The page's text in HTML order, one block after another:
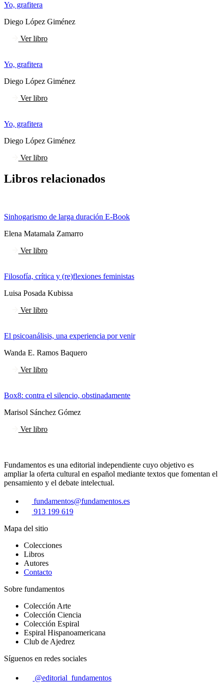
Yo, grafitera
Diego López Giménez
Ver libro
Yo, grafitera
Diego López Giménez
Ver libro
Yo, grafitera
Diego López Giménez
Ver libro
Libros relacionados
Sinhogarismo de larga duración E-Book
Elena Matamala Zamarro
Ver libro
Filosofía, crítica y (re)flexiones feministas
Luisa Posada Kubissa
Ver libro
El psicoanálisis, una experiencia por venir
Wanda E. Ramos Baquero
Ver libro
Box8: contra el silencio, obstinadamente
Marisol Sánchez Gómez
Ver libro
Fundamentos es una editorial independiente cuyo objetivo es
ampliar la oferta cultural en español mediante textos que fomentan el
pensamiento y el debate intelectual.
fundamentos@fundamentos.es
913 199 619
Mapa del sitio
Colecciones
Libros
Autores
Contacto
Sobre fundamentos
Colección Arte
Colección Ciencia
Colección Espiral
Espiral Hispanoamericana
Club de Ajedrez
Síguenos en redes sociales
@editorial_fundamentos